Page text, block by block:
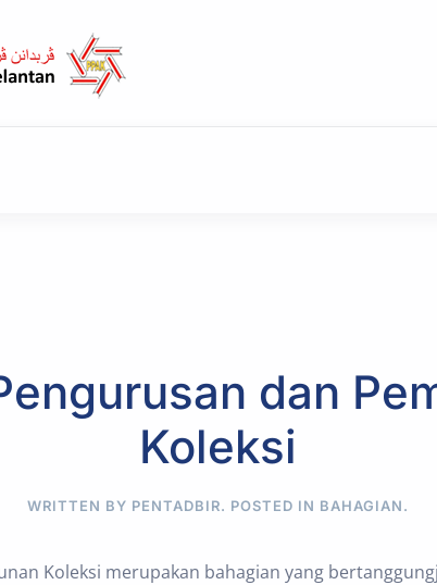
dan
Koleksi
WRITTEN BY PENTADBIR. POSTED IN BAHAGIAN.
Koleksi merupakan bahagian yang